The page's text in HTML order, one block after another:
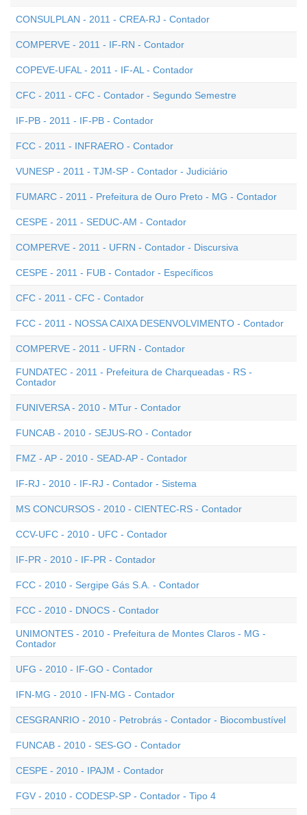
CONSULPLAN - 2011 - CREA-RJ - Contador
COMPERVE - 2011 - IF-RN - Contador
COPEVE-UFAL - 2011 - IF-AL - Contador
CFC - 2011 - CFC - Contador - Segundo Semestre
IF-PB - 2011 - IF-PB - Contador
FCC - 2011 - INFRAERO - Contador
VUNESP - 2011 - TJM-SP - Contador - Judiciário
FUMARC - 2011 - Prefeitura de Ouro Preto - MG - Contador
CESPE - 2011 - SEDUC-AM - Contador
COMPERVE - 2011 - UFRN - Contador - Discursiva
CESPE - 2011 - FUB - Contador - Específicos
CFC - 2011 - CFC - Contador
FCC - 2011 - NOSSA CAIXA DESENVOLVIMENTO - Contador
COMPERVE - 2011 - UFRN - Contador
FUNDATEC - 2011 - Prefeitura de Charqueadas - RS -
Contador
FUNIVERSA - 2010 - MTur - Contador
FUNCAB - 2010 - SEJUS-RO - Contador
FMZ - AP - 2010 - SEAD-AP - Contador
IF-RJ - 2010 - IF-RJ - Contador - Sistema
MS CONCURSOS - 2010 - CIENTEC-RS - Contador
CCV-UFC - 2010 - UFC - Contador
IF-PR - 2010 - IF-PR - Contador
FCC - 2010 - Sergipe Gás S.A. - Contador
FCC - 2010 - DNOCS - Contador
UNIMONTES - 2010 - Prefeitura de Montes Claros - MG -
Contador
UFG - 2010 - IF-GO - Contador
IFN-MG - 2010 - IFN-MG - Contador
CESGRANRIO - 2010 - Petrobrás - Contador - Biocombustível
FUNCAB - 2010 - SES-GO - Contador
CESPE - 2010 - IPAJM - Contador
FGV - 2010 - CODESP-SP - Contador - Tipo 4